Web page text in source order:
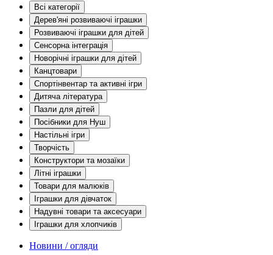
Всі категорії
Дерев'яні розвиваючі іграшки
Розвиваючі іграшки для дітей
Сенсорна інтеграція
Новорічні іграшки для дітей
Канцтовари
Спортінвентар та активні ігри
Дитяча література
Пазли для дітей
Посібники для Нуш
Настільні ігри
Творчість
Конструктори та мозаїки
Літні іграшки
Товари для малюків
Іграшки для дівчаток
Надувні товари та аксесуари
Іграшки для хлопчиків
Новини / огляди